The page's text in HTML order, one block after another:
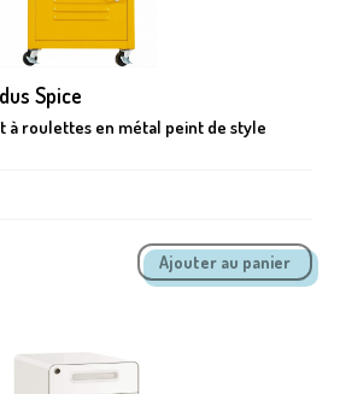
Spice
à roulettes en métal peint de style